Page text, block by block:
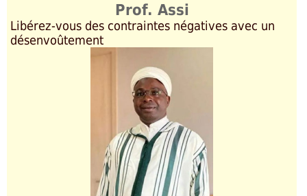
Prof. Assi
Libérez-vous des contraintes négatives avec un
désenvoûtement